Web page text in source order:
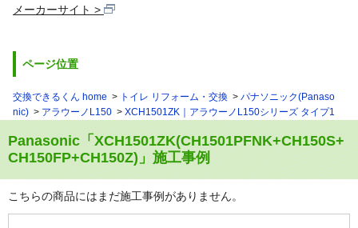
メーカーサイト
ページ位置
交換できるくん home トイレ リフォーム・交換
パナソニック(Panaso
nic)
アラウーノL150 XCH1501ZK｜アラウーノL150シリーズ タイプ1
Panasonic「XCH1501ZK(CH1501PFNK+CH150S+
CH150FP+CH150Z)」施工事例
こちらの商品にはまだ施工事例がありません。